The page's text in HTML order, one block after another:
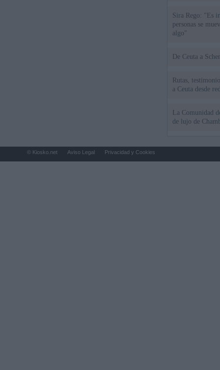
Sira Rego: "Es
personas se
algo"
De
Rutas,
a Ceuta desde
La Comunidad
de lujo de
© Kiosko.net Aviso Legal Privacidad y Cookies